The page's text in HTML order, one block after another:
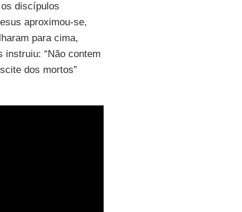
discípulos
aproximou-se,
para cima,
instruiu: “Não contem
dos mortos”